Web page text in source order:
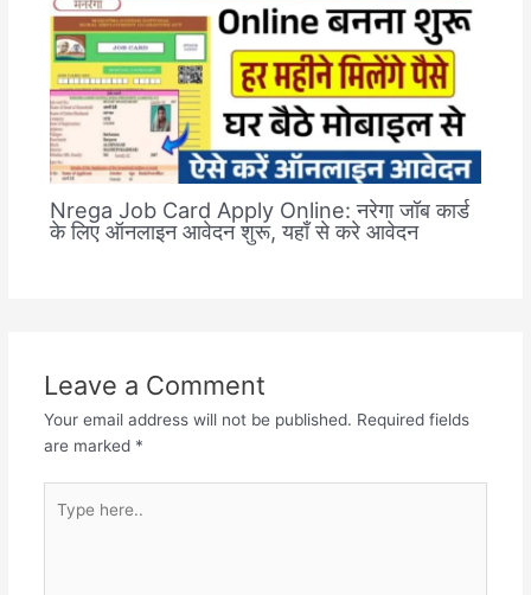
Nrega Job Card Apply Online: नरेगा जॉब कार्ड
के लिए ऑनलाइन आवेदन शुरू, यहाँ से करे आवेदन
Leave a Comment
Your email address will not be published. Required fields
are marked *
here..